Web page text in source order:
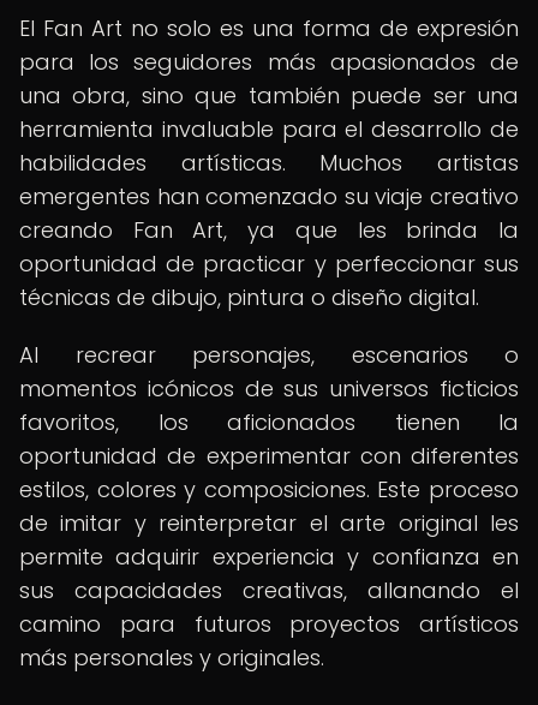
El Fan Art no solo es una forma de expresión
para los seguidores más apasionados de
una obra, sino que también puede ser una
herramienta invaluable para el desarrollo de
habilidades artísticas. Muchos artistas
emergentes han comenzado su viaje creativo
creando Fan Art, ya que les brinda la
oportunidad de practicar y perfeccionar sus
técnicas de dibujo, pintura o diseño digital.
Al recrear personajes, escenarios o
momentos icónicos de sus universos ficticios
favoritos, los aficionados tienen la
oportunidad de experimentar con diferentes
estilos, colores y composiciones. Este proceso
de imitar y reinterpretar el arte original les
permite adquirir experiencia y confianza en
sus capacidades creativas, allanando el
camino para futuros proyectos artísticos
más personales y originales.